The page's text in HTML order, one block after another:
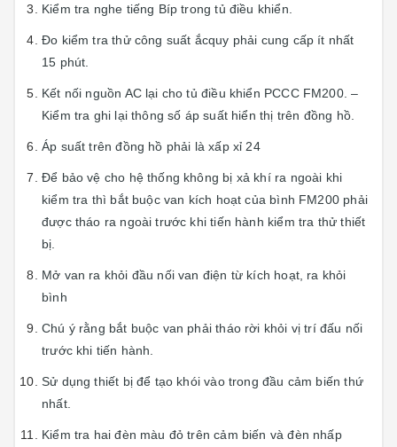
Kiểm tra nghe tiếng Bíp trong tủ điều khiển.
Đo kiểm tra thử công suất ắcquy phải cung cấp ít nhất
15 phút.
Kết nối nguồn AC lại cho tủ điều khiển PCCC FM200. –
Kiểm tra ghi lại thông số áp suất hiển thị trên đồng hồ.
Áp suất trên đồng hồ phải là xấp xỉ 24
Để bảo vệ cho hệ thống không bị xả khí ra ngoài khi
kiểm tra thì bắt buộc van kích hoạt của bình FM200 phải
được tháo ra ngoài trước khi tiến hành kiểm tra thử thiết
bị.
Mở van ra khỏi đầu nối van điện từ kích hoạt, ra khỏi
bình
Chú ý rằng bắt buộc van phải tháo rời khỏi vị trí đấu nối
trước khi tiến hành.
Sử dụng thiết bị để tạo khói vào trong đầu cảm biến thứ
nhất.
Kiểm tra hai đèn màu đỏ trên cảm biến và đèn nhấp